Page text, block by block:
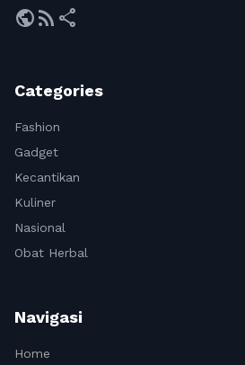
publicrss_feed share
Categories
Fashion
Gadget
Kecantikan
Kuliner
Nasional
Obat Herbal
Navigasi
Home